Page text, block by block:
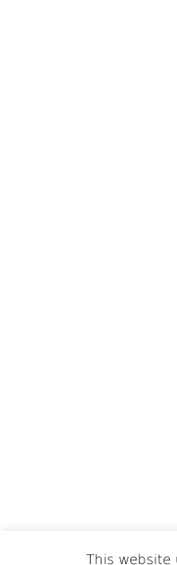
This website